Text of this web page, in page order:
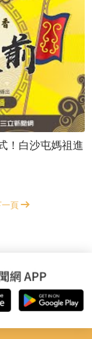
！白沙屯媽祖進
頁